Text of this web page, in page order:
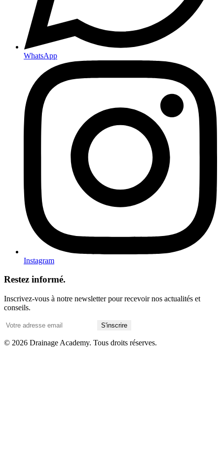
WhatsApp
Instagram
Restez informé.
Inscrivez-vous à notre newsletter pour recevoir nos actualités et
conseils.
S'inscrire
© 2026 Drainage Academy. Tous droits réserves.